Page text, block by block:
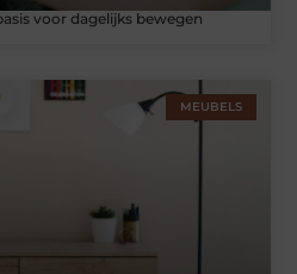
voor dagelijks bewegen
MEUBELS